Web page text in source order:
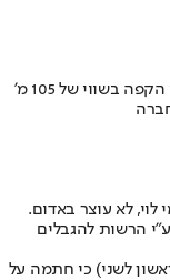
איש העסקים הירושלמי רכש חמישית מרשת בתי הקפה בשווי של 105 מ'
לא עוצר באדום.
הרשות להגבלים
לשני) כי חתמה על